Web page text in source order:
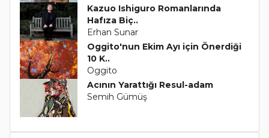
Kazuo Ishiguro Romanlarında
Hafıza Biç..
Erhan Sunar
Oggito'nun Ekim Ayı için Önerdiği
10 K..
Oggito
Acının Yarattığı Resul-adam
Semih Gümüş